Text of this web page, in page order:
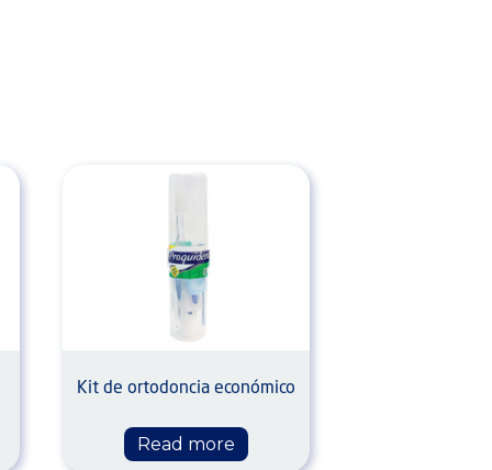
Kit de ortodoncia económico
Read more